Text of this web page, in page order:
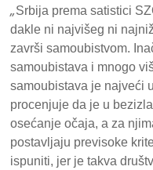
„Srbija prema satistici
dakle ni najvišeg ni
završi samoubistvom.
samoubistava i mnogo
samoubistava je najveći
procenjuje da je u
osećanje očaja, a za
postavljaju previsoke
ispuniti, jer je takva